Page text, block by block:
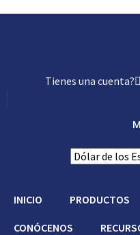
Tienes una cuenta?
INICIO PRODUCTOS
CONÓCENOS